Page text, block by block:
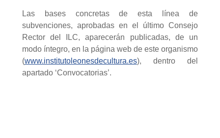
Las bases concretas de esta línea de
subvenciones, aprobadas en el último Consejo
Rector del ILC, aparecerán publicadas, de un
modo íntegro, en la página web de este organismo
(www.institutoleonesdecultura.es), dentro del
apartado ‘Convocatorias’.